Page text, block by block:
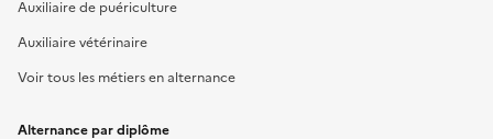
Auxiliaire de puériculture
Auxiliaire vétérinaire
Voir tous les métiers en alternance
Alternance par diplôme